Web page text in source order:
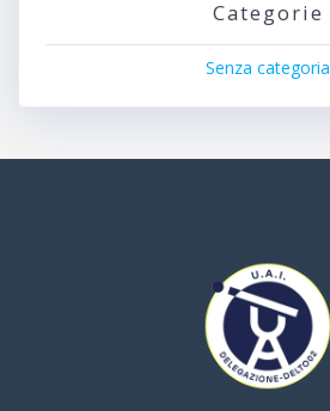
Categorie
Senza categoria